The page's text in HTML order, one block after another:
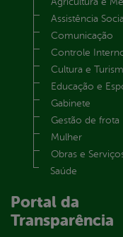
Assistência
Comunicação
Controle
Cultura e
Educação e
Gabinete
Gestão de frota
Mulher
Obras e
Saúde
Portal da
Transparência